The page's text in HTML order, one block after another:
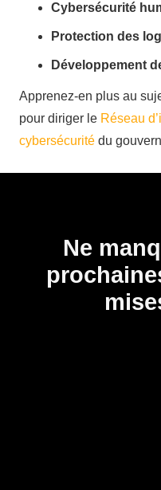
Cybersécurité
Protection des
Développement
Apprenez-en plus au
pour diriger le Réseau
cybersécurité du
Ne